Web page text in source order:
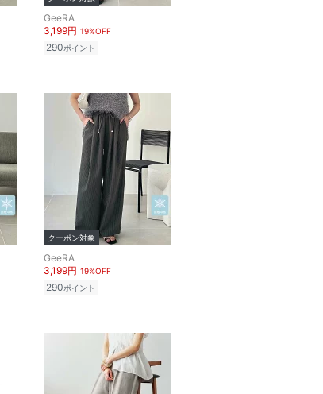
GeeRA
3,199円 19%OFF
290ポイント
クーポン対象
GeeRA
3,199円 19%OFF
290ポイント